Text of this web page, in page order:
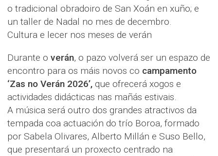
o tradicional obradoiro de San Xoán en xuño; e
un taller de Nadal no mes de decembro.
Cultura e lecer nos meses de verán
Durante o verán, o pazo volverá ser un espazo de
encontro para os máis novos co campamento
‘Zas no Verán 2026’, que ofrecerá xogos e
actividades didácticas nas mañás estivais.
A música será outro dos grandes atractivos da
tempada coa actuación do trío Boroa, formado
por Sabela Olivares, Alberto Millán e Suso Bello,
que presentará un proxecto centrado na